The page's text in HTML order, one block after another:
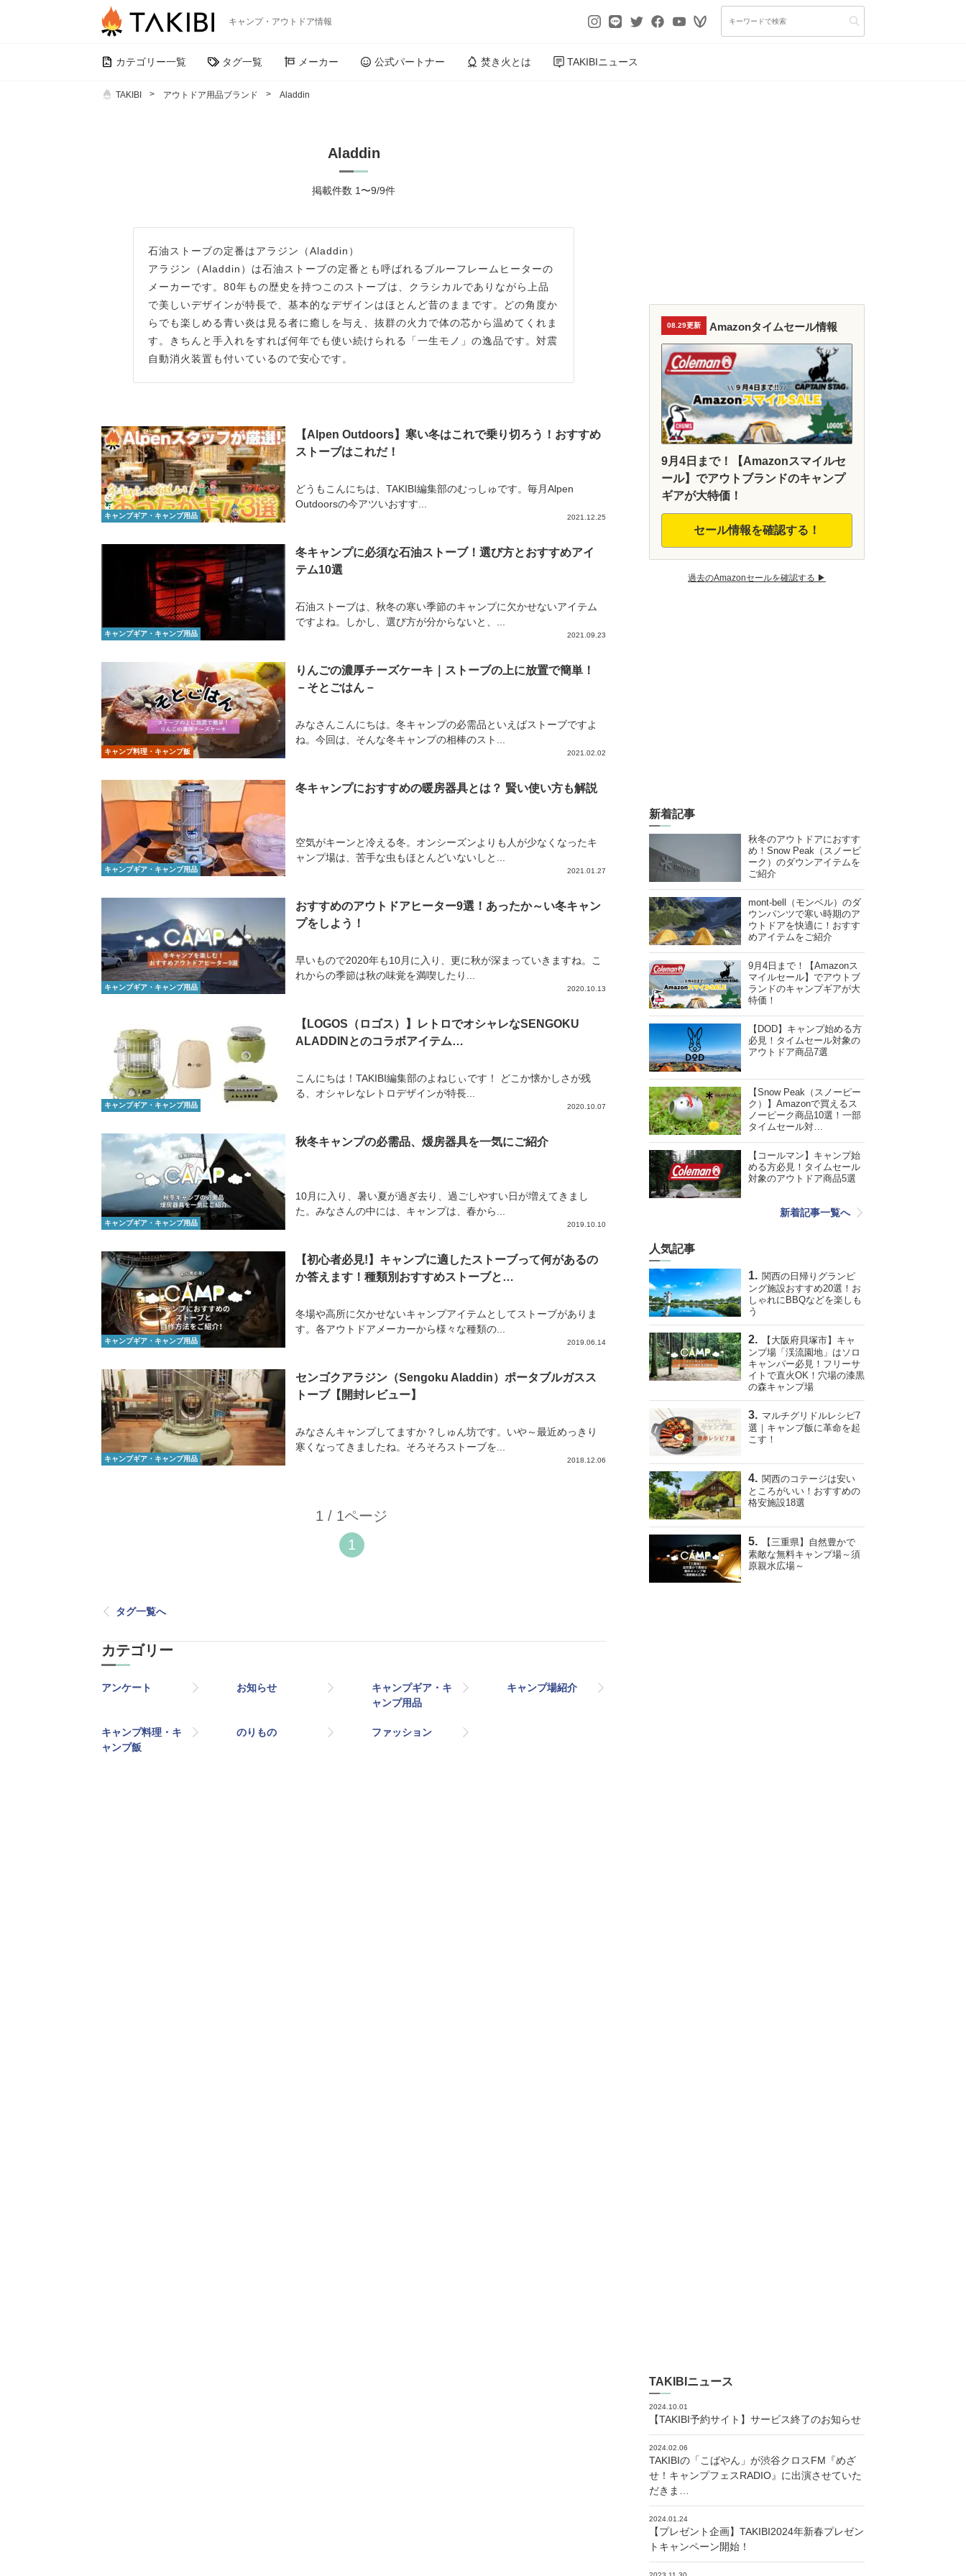
キャンプ・アウトドア情報
カテゴリー一覧 タグ一覧 メーカー 公式パートナー 焚き火とは TAKIBIニュース
TAKIBI アウトドア用品ブランド Aladdin
Aladdin
掲載件数 1〜9/9件
石油ストーブの定番はアラジン（Aladdin）
アラジン（Aladdin）は石油ストーブの定番とも呼ばれるブルーフレームヒーターの
メーカーです。80年もの歴史を持つこのストーブは、クラシカルでありながら上品
で美しいデザインが特長で、基本的なデザインはほとんど昔のままです。どの角度か
らでも楽しめる青い炎は見る者に癒しを与え、抜群の火力で体の芯から温めてくれま
す。きちんと手入れをすれば何年でも使い続けられる「一生モノ」の逸品です。対震
自動消火装置も付いているので安心です。
キャンプギア・キャンプ用品
【Alpen Outdoors】寒い冬はこれで乗り切ろう！おすすめ
ストーブはこれだ！
どうもこんにちは、TAKIBI編集部のむっしゅです。毎月Alpen
Outdoorsの今アツいおすす...
2021.12.25
キャンプギア・キャンプ用品
冬キャンプに必須な石油ストーブ！選び方とおすすめアイ
テム10選
石油ストーブは、秋冬の寒い季節のキャンプに欠かせないアイテム
ですよね。しかし、選び方が分からないと、...
2021.09.23
キャンプ料理・キャンプ飯
りんごの濃厚チーズケーキ｜ストーブの上に放置で簡単！
－そとごはん－
みなさんこんにちは。冬キャンプの必需品といえばストーブですよ
ね。今回は、そんな冬キャンプの相棒のスト...
2021.02.02
キャンプギア・キャンプ用品
冬キャンプにおすすめの暖房器具とは？ 賢い使い方も解説
空気がキーンと冷える冬。オンシーズンよりも人が少なくなったキ
ャンプ場は、苦手な虫もほとんどいないしと...
2021.01.27
キャンプギア・キャンプ用品
おすすめのアウトドアヒーター9選！あったか～い冬キャン
プをしよう！
早いもので2020年も10月に入り、更に秋が深まっていきますね。こ
れからの季節は秋の味覚を満喫したり...
2020.10.13
キャンプギア・キャンプ用品
【LOGOS（ロゴス）】レトロでオシャレなSENGOKU
ALADDINとのコラボアイテム…
こんにちは！TAKIBI編集部のよねじぃです！ どこか懐かしさが残
る、オシャレなレトロデザインが特長...
2020.10.07
キャンプギア・キャンプ用品
秋冬キャンプの必需品、煖房器具を一気にご紹介
10月に入り、暑い夏が過ぎ去り、過ごしやすい日が増えてきまし
た。みなさんの中には、キャンプは、春から...
2019.10.10
キャンプギア・キャンプ用品
【初心者必見!】キャンプに適したストーブって何があるの
か答えます！種類別おすすめストーブと…
冬場や高所に欠かせないキャンプアイテムとしてストーブがありま
す。各アウトドアメーカーから様々な種類の...
2019.06.14
キャンプギア・キャンプ用品
センゴクアラジン（Sengoku Aladdin）ポータブルガスス
トーブ【開封レビュー】
みなさんキャンプしてますか？しゅん坊です。いや～最近めっきり
寒くなってきましたね。そろそろストーブを...
2018.12.06
1 / 1ページ
1
タグ一覧へ
カテゴリー
アンケート お知らせ
キャンプギア・キ
ャンプ用品
キャンプ場紹介
キャンプ料理・キ
ャンプ飯
のりもの ファッション
08.29更新 Amazonタイムセール情報
9月4日まで！【Amazonスマイルセ
ール】でアウトブランドのキャンプ
ギアが大特価！
セール情報を確認する！
過去のAmazonセールを確認する ▶︎
新着記事
秋冬のアウトドアにおすす
め！Snow Peak（スノーピ
ーク）のダウンアイテムを
ご紹介
mont-bell（モンベル）のダ
ウンパンツで寒い時期のア
ウトドアを快適に！おすす
めアイテムをご紹介
9月4日まで！【Amazonス
マイルセール】でアウトブ
ランドのキャンプギアが大
特価！
【DOD】キャンプ始める方
必見！タイムセール対象の
アウトドア商品7選
【Snow Peak（スノーピー
ク）】Amazonで買えるス
ノーピーク商品10選！一部
タイムセール対…
【コールマン】キャンプ始
める方必見！タイムセール
対象のアウトドア商品5選
新着記事一覧へ
人気記事
関西の日帰りグランピ
ング施設おすすめ20選！お
しゃれにBBQなどを楽しも
う
【大阪府貝塚市】キャ
ンプ場「渓流園地」はソロ
キャンパー必見！フリーサ
イトで直火OK！穴場の漆黒
の森キャンプ場
マルチグリドルレシピ7
選｜キャンプ飯に革命を起
こす！
関西のコテージは安い
ところがいい！おすすめの
格安施設18選
【三重県】自然豊かで
素敵な無料キャンプ場～須
原親水広場～
TAKIBIニュース
2024.10.01
【TAKIBI予約サイト】サービス終了のお知らせ
2024.02.06
TAKIBIの「こばやん」が渋谷クロスFM『めざ
せ！キャンプフェスRADIO』に出演させていた
だきま…
2024.01.24
【プレゼント企画】TAKIBI2024年新春プレゼン
トキャンペーン開始！